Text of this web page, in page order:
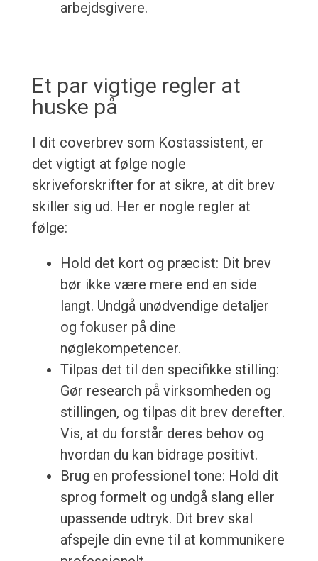
arbejdsgivere.
Et par vigtige regler at
huske på
I dit coverbrev som Kostassistent, er
det vigtigt at følge nogle
skriveforskrifter for at sikre, at dit brev
skiller sig ud. Her er nogle regler at
følge:
Hold det kort og præcist: Dit brev
bør ikke være mere end en side
langt. Undgå unødvendige detaljer
og fokuser på dine
nøglekompetencer.
Tilpas det til den specifikke stilling:
Gør research på virksomheden og
stillingen, og tilpas dit brev derefter.
Vis, at du forstår deres behov og
hvordan du kan bidrage positivt.
Brug en professionel tone: Hold dit
sprog formelt og undgå slang eller
upassende udtryk. Dit brev skal
afspejle din evne til at kommunikere